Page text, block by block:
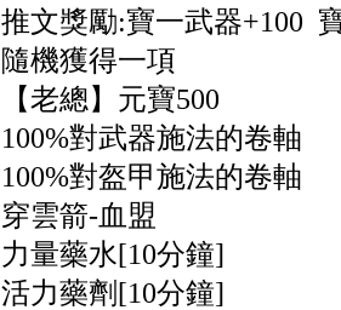
推文獎勵:寶一武器+100
隨機獲得一項
【老總】元寶500
100%對武器施法的卷軸
100%對盔甲施法的卷軸
穿雲箭-血盟
力量藥水[10分鐘]
活力藥劑[10分鐘]